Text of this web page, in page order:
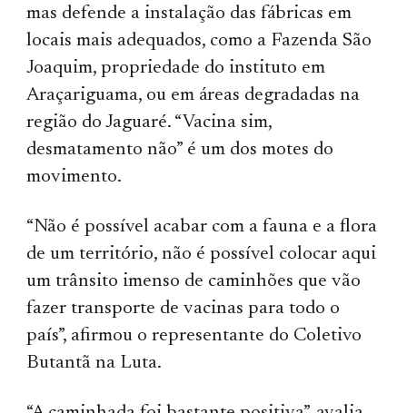
mas defende a instalação das fábricas em
locais mais adequados, como a Fazenda São
Joaquim, propriedade do instituto em
Araçariguama, ou em áreas degradadas na
região do Jaguaré. “Vacina sim,
desmatamento não” é um dos motes do
movimento.
“Não é possível acabar com a fauna e a flora
de um território, não é possível colocar aqui
um trânsito imenso de caminhões que vão
fazer transporte de vacinas para todo o
país”, afirmou o representante do Coletivo
Butantã na Luta.